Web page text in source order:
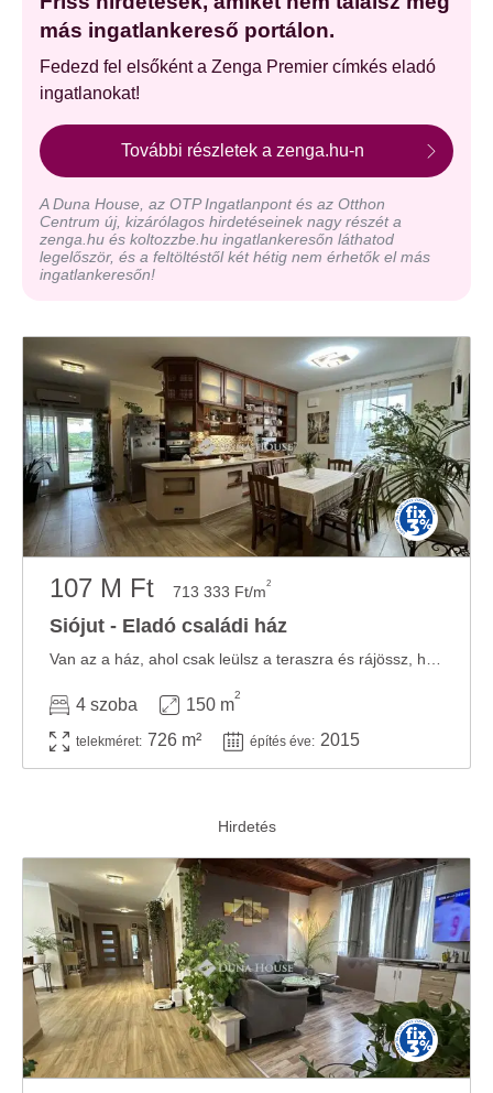
más ingatlankereső portálon.
Fedezd fel elsőként a Zenga Premier címkés eladó
ingatlanokat!
További részletek a zenga.hu-n
A Duna House, az OTP Ingatlanpont és az Otthon
Centrum új, kizárólagos hirdetéseinek nagy részét a
zenga.hu és koltozzbe.hu ingatlankeresőn láthatod
legelőször, és a feltöltéstől két hétig nem érhetők el más
ingatlankeresőn!
107 M Ft 713 333 Ft/m2
Siójut - Eladó családi ház
4 szoba 150 m
2
telekméret: 726 m² építés éve: 2015